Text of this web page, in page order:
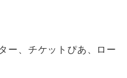
ー、チケットぴあ、ロー